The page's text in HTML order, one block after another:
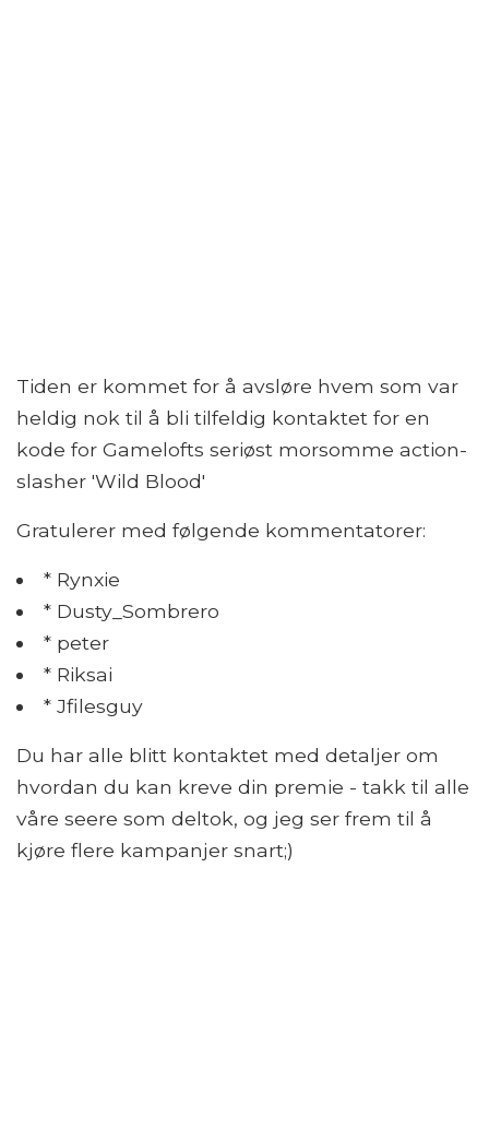
Tiden er kommet for å avsløre hvem som var
heldig nok til å bli tilfeldig kontaktet for en
kode for Gamelofts seriøst morsomme action-
slasher 'Wild Blood'
Gratulerer med følgende kommentatorer:
* Rynxie
* Dusty_Sombrero
* peter
* Riksai
* Jfilesguy
Du har alle blitt kontaktet med detaljer om
hvordan du kan kreve din premie - takk til alle
våre seere som deltok, og jeg ser frem til å
kjøre flere kampanjer snart;)